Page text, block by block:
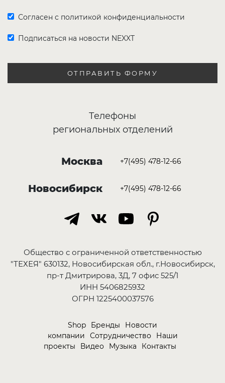
Согласен с политикой конфиденциальности
Подписаться на новости NEXXT
ОТПРАВИТЬ ФОРМУ
Телефоны
региональных отделений
Москва +7(495) 478-12-66
Новосибирск +7(495) 478-12-66
Общество с ограниченной ответственностью
"ТЕХЕЯ" 630132, Новосибирская обл., г.Новосибирск,
пр-т Дмитрирова, 3Д, 7 офис 525/1
ИНН 5406825932
ОГРН 1225400037576
Shop Бренды
Новости
компании
Сотрудничество
Наши
проекты
Видео Музыка Контакты